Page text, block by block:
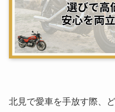
北見で愛車を手放す際、